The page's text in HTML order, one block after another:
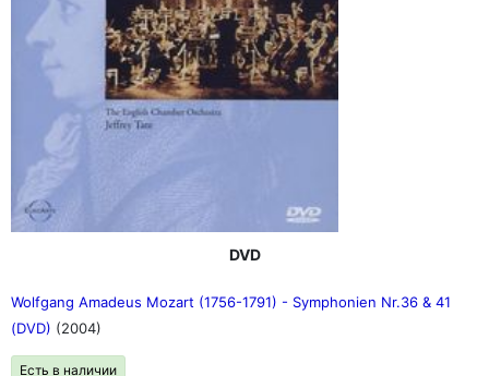
DVD
Wolfgang Amadeus Mozart (1756-1791) - Symphonien Nr.36 & 41
(DVD) (2004)
Есть в наличии